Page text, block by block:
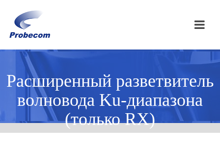
Расширенный разветвитель
волновода Ku-диапазона
(только RX)